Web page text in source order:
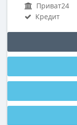
Приват24
Кредит